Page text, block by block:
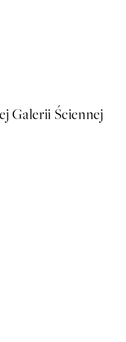
Galerii Ściennej